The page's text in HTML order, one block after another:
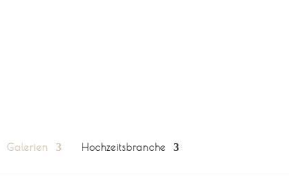
Galerien Hochzeitsbranche